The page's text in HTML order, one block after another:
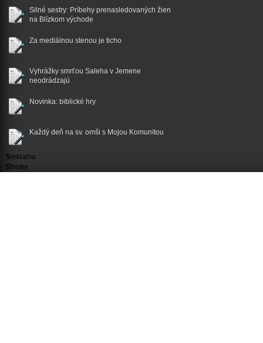
Silné sestry: Príbehy prenasledovaných žien
na Blízkom východe
Za mediálnou stenou je ticho
Vyhrážky smrťou Saleha v Jemene
neodrádzajú
Novinka: biblické hry
Každý deň na sv. omši s Mojou Komunitou
$reklama
$footer